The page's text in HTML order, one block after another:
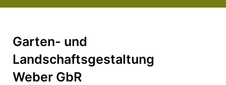
Garten- und
Landschaftsgestaltung
Weber GbR